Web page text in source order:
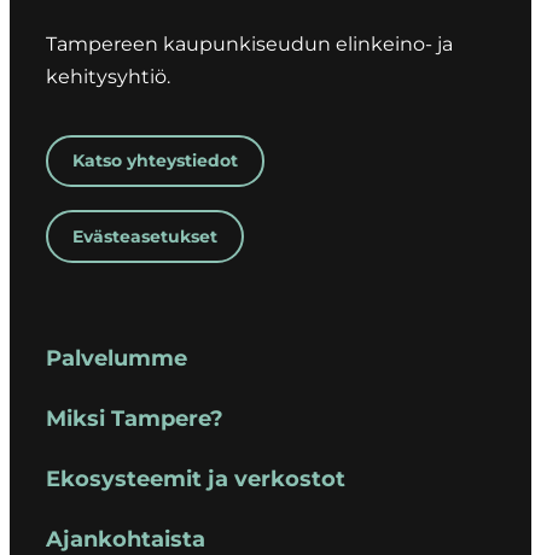
Tampereen kaupunkiseudun elinkeino- ja
kehitysyhtiö.
Katso yhteystiedot
Evästeasetukset
Palvelumme
Miksi Tampere?
Ekosysteemit ja verkostot
Ajankohtaista